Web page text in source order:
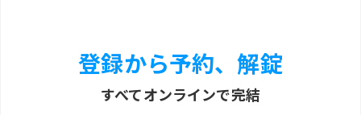
登録から予約、解錠
すべてオンラインで完結